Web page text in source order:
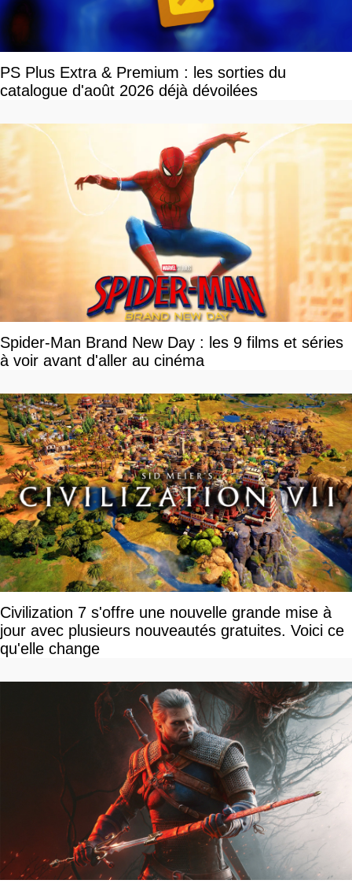
PS Plus Extra & Premium : les sorties du
catalogue d'août 2026 déjà dévoilées
Spider-Man Brand New Day : les 9 films et séries
à voir avant d'aller au cinéma
Civilization 7 s'offre une nouvelle grande mise à
jour avec plusieurs nouveautés gratuites. Voici ce
qu'elle change